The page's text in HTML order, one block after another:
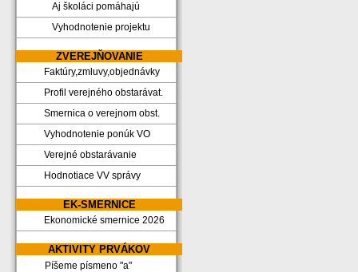
Aj školáci pomáhajú
Vyhodnotenie projektu
ZVEREJŇOVANIE
Faktúry,zmluvy,objednávky
Profil verejného obstarávat.
Smernica o verejnom obst.
Vyhodnotenie ponúk VO
Verejné obstarávanie
Hodnotiace VV správy
EK-SMERNICE
Ekonomické smernice 2026
AKTIVITY PRVÁKOV
Píšeme písmeno "a"